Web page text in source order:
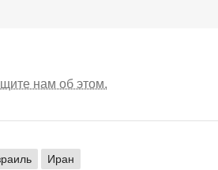
нам об этом.
Иран